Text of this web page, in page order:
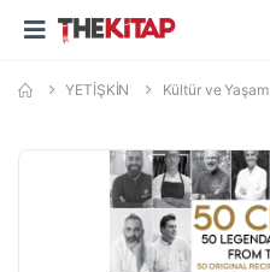
YETİŞKİN Kültür ve Yaşam